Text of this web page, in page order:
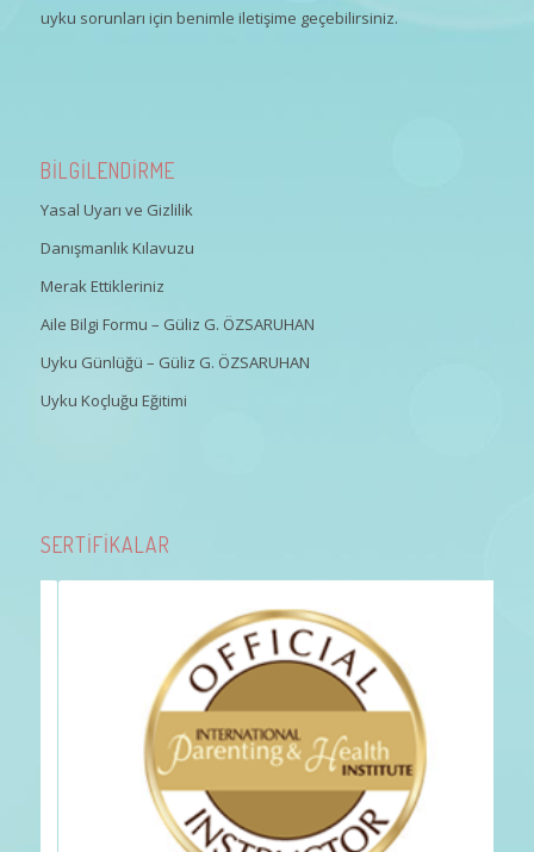
uyku sorunları için benimle iletişime geçebilirsiniz.
BİLGİLENDİRME
Yasal Uyarı ve Gizlilik
Danışmanlık Kılavuzu
Merak Ettikleriniz
Aile Bilgi Formu – Güliz G. ÖZSARUHAN
Uyku Günlüğü – Güliz G. ÖZSARUHAN
Uyku Koçluğu Eğitimi
SERTİFİKALAR